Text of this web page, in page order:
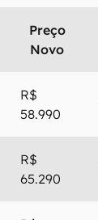
Preço
Novo
R$
58.990
R$
65.290